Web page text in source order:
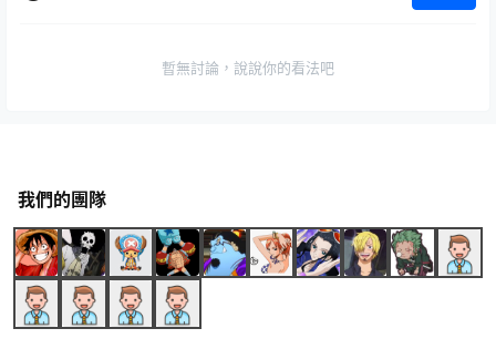
暫無討論，說說你的看法吧
我們的團隊